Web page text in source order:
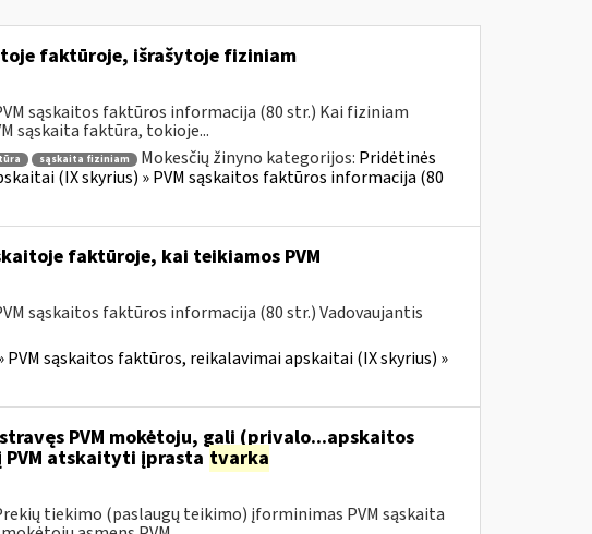
faktūroje, išrašytoje fiziniam
sąskaitos faktūros informacija (80 str.) Kai fiziniam
sąskaita faktūra, tokioje...
sąskaita fiziniam Mokesčių žinyno kategorijos: Pridėtinės
(IX skyrius) » PVM sąskaitos faktūros informacija (80
faktūroje, kai teikiamos PVM
sąskaitos faktūros informacija (80 str.) Vadovaujantis
sąskaitos faktūros, reikalavimai apskaitai (IX skyrius) »
PVM mokėtoju, gali (privalo...apskaitos
atskaityti įprasta tvarka
tiekimo (paslaugų teikimo) įforminimas PVM sąskaita